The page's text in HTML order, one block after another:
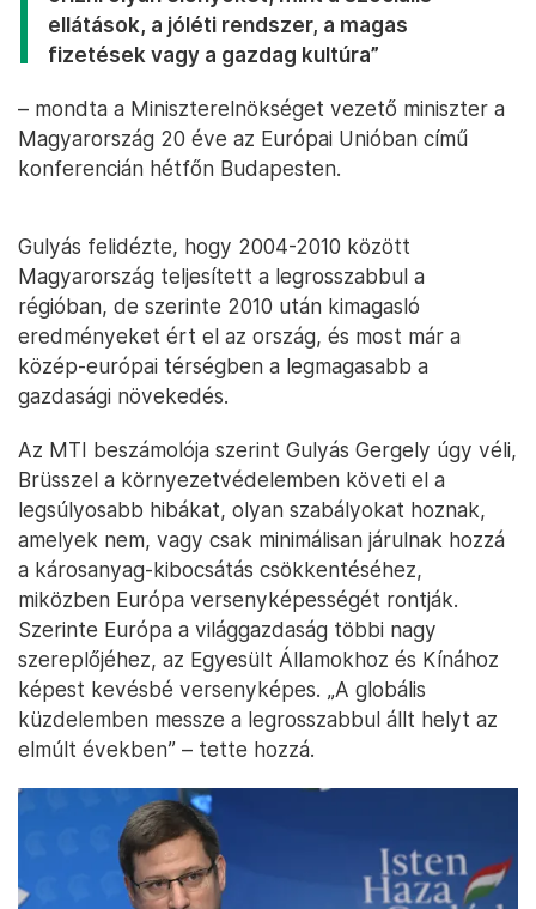
ellátások, a jóléti rendszer, a magas
fizetések vagy a gazdag kultúra”
– mondta a Miniszterelnökséget vezető miniszter a
Magyarország 20 éve az Európai Unióban című
konferencián hétfőn Budapesten.
Gulyás felidézte, hogy 2004-2010 között
Magyarország teljesített a legrosszabbul a
régióban, de szerinte 2010 után kimagasló
eredményeket ért el az ország, és most már a
közép-európai térségben a legmagasabb a
gazdasági növekedés.
Az MTI beszámolója szerint Gulyás Gergely úgy véli,
Brüsszel a környezetvédelemben követi el a
legsúlyosabb hibákat, olyan szabályokat hoznak,
amelyek nem, vagy csak minimálisan járulnak hozzá
a károsanyag-kibocsátás csökkentéséhez,
miközben Európa versenyképességét rontják.
Szerinte Európa a világgazdaság többi nagy
szereplőjéhez, az Egyesült Államokhoz és Kínához
képest kevésbé versenyképes. „A globális
küzdelemben messze a legrosszabbul állt helyt az
elmúlt években” – tette hozzá.